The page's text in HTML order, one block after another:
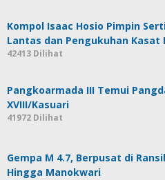
Kompol Isaac Hosio Pimpin
Lantas dan Pengukuhan Kasat
42413 Dilihat
Pangkoarmada III Temui
XVIII/Kasuari
41972 Dilihat
Gempa M 4.7, Berpusat di
Hingga Manokwari